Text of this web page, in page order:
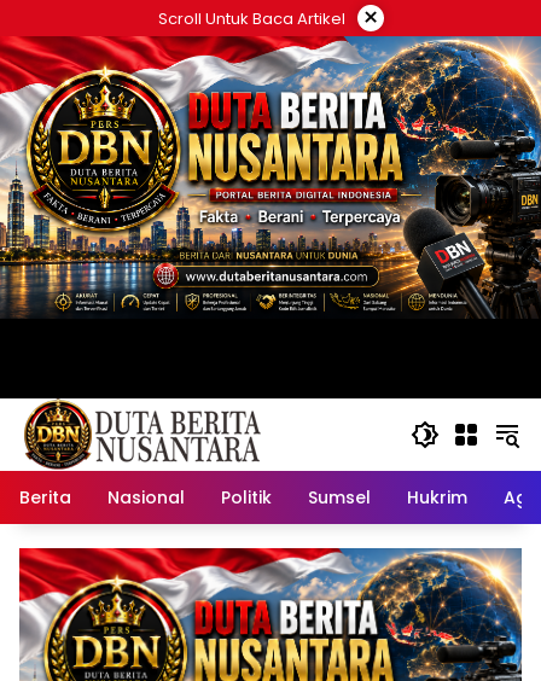
ke
konten
Scroll Untuk Baca Artikel ×
Berita Nasional Politik Sumsel Hukrim